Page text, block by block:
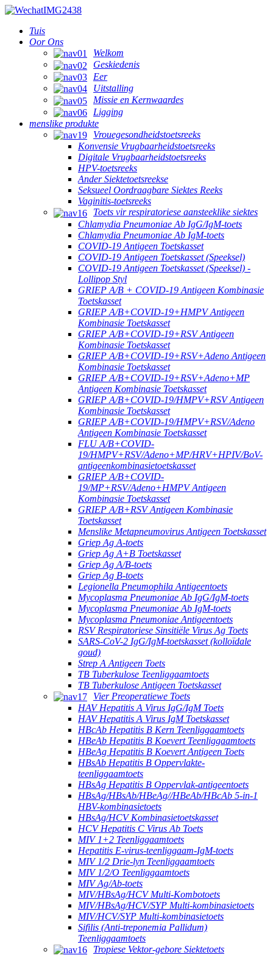
Tuis
Oor Ons
Welkom
Geskiedenis
Eer
Uitstalling
Missie en Kernwaardes
Ligging
menslike produkte
Vrouegesondheidstoetsreeks
Konvensie Vrugbaarheidstoetsreeks
Digitale Vrugbaarheidstoetsreeks
HPV-toetsreeks
Ander Siektetoetsreekse
Seksueel Oordraagbare Siektes Reeks
Vaginitis-toetsreeks
Toets vir respiratoriese aansteeklike siektes
Chlamydia Pneumoniae Ab IgG/IgM-toets
Chlamydia Pneumoniae Ab IgM-toets
COVID-19 Antigeen Toetskasset
COVID-19 Antigeen Toetskasset (Speeksel)
COVID-19 Antigeen Toetskasset (Speeksel) -
Lollipop Styl
GRIEP A/B + COVID-19 Antigeen Kombinasie
Toetskasset
GRIEP A/B+COVID-19+HMPV Antigeen
Kombinasie Toetskasset
GRIEP A/B+COVID-19+RSV Antigeen
Kombinasie Toetskasset
GRIEP A/B+COVID-19+RSV+Adeno Antigeen
Kombinasie Toetskasset
GRIEP A/B+COVID-19+RSV+Adeno+MP
Antigeen Kombinasie Toetskasset
GRIEP A/B+COVID-19/HMPV+RSV Antigeen
Kombinasie Toetskasset
GRIEP A/B+COVID-19/HMPV+RSV/Adeno
Antigeen Kombinasie Toetskasset
FLU A/B+COVID-
19/HMPV+RSV/Adeno+MP/HRV+HPIV/BoV-
antigeenkombinasietoetskasset
GRIEP A/B+COVID-
19/MP+RSV/Adeno+HMPV Antigeen
Kombinasie Toetskasset
GRIEP A/B+RSV Antigeen Kombinasie
Toetskasset
Menslike Metapneumovirus Antigeen Toetskasset
Griep Ag A-toets
Griep Ag A+B Toetskasset
Griep Ag A/B-toets
Griep Ag B-toets
Legionella Pneumophila Antigeentoets
Mycoplasma Pneumoniae Ab IgG/IgM-toets
Mycoplasma Pneumoniae Ab IgM-toets
Mycoplasma Pneumoniae Antigeentoets
RSV Respiratoriese Sinsitiële Virus Ag Toets
SARS-CoV-2 IgG/IgM-toetskasset (kolloïdale
goud)
Strep A Antigeen Toets
TB Tuberkulose Teenliggaamtoets
TB Tuberkulose Antigeen Toetskasset
Vier Preoperatiewe Toets
HAV Hepatitis A Virus IgG/IgM Toets
HAV Hepatitis A Virus IgM Toetskasset
HBcAb Hepatitis B Kern Teenliggaamtoets
HBeAb Hepatitis B Koevert Teenliggaamtoets
HBeAg Hepatitis B Koevert Antigeen Toets
HBsAb Hepatitis B Oppervlakte-
teenliggaamtoets
HBsAg Hepatitis B Oppervlak-antigeentoets
HBsAg/HBsAb/HBeAg//HBeAb/HBcAb 5-in-1
HBV-kombinasietoets
HBsAg/HCV Kombinasietoetskasset
HCV Hepatitis C Virus Ab Toets
MIV 1+2 Teenliggaamtoets
Hepatitis E-virus-teenliggaam-IgM-toets
MIV 1/2 Drie-lyn Teenliggaamtoets
MIV 1/2/O Teenliggaamtoets
MIV Ag/Ab-toets
MIV/HBsAg/HCV Multi-Kombotoets
MIV/HBsAg/HCV/SYP Multi-kombinasietoets
MIV/HCV/SYP Multi-kombinasietoets
Sifilis (Anti-treponemia Pallidum)
Teenliggaamtoets
Tropiese Vektor-gebore Siektetoets